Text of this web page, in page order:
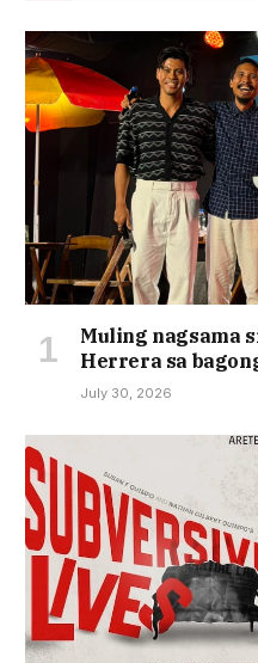
Muling nagsama
Herrera sa
July 30, 2026